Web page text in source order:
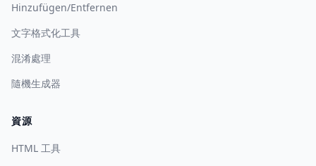
Hinzufügen/Entfernen
文字格式化工具
混淆處理
隨機生成器
資源
HTML 工具